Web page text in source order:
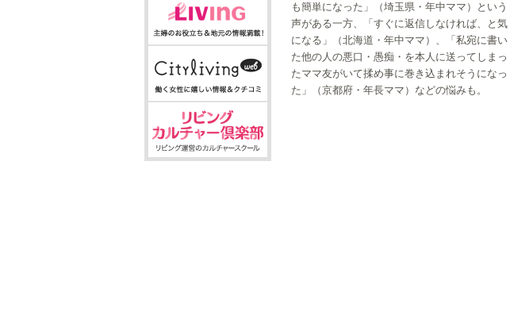
も簡単になった」（埼玉県・年中ママ）という
声がある一方、「すぐに返信しなければ、と気
になる」（北海道・年中ママ）、「私宛に書い
た他の人の悪口・愚痴・を本人に送ってしまっ
たママ友がいて揉め事に巻き込まれそうになっ
た」（京都府・年長ママ）などの悩みも。